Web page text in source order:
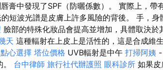
膏中發現了SPF（防曬係數）。 實際上，帶
短波光譜是皮膚上許多風險的背後。 手，身
臉部的特殊化妝品會提高並增加，具體取決於
天 這種輻射在上皮上是活性的，這是合成維
心選擇 塔位價格 UVB輻射是中午 打掃阿姨 -
台中律師 旅行社代辦護照 眼科診所 如果皮